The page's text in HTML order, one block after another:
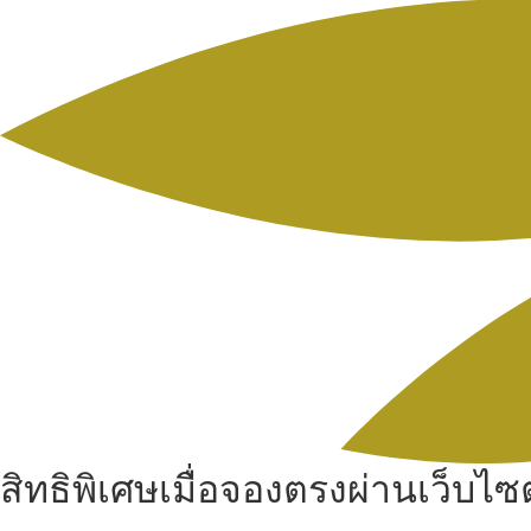
สิทธิพิเศษเมื่อจองตรงผ่านเว็บไ